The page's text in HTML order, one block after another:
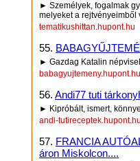
► Személyek, fogalmak
melyeket a rejtvényeimből
tematikushittan.hupont.hu
55.
► Gazdag Katalin
babagyujtemeny.hupont.hu
56. Andi77 tuti
► Kipróbált, ismert,
andi-
57. FRANCIA
áron Miskolcon....